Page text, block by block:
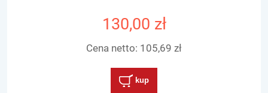
130,00 zł
Cena netto: 105,69 zł
kup